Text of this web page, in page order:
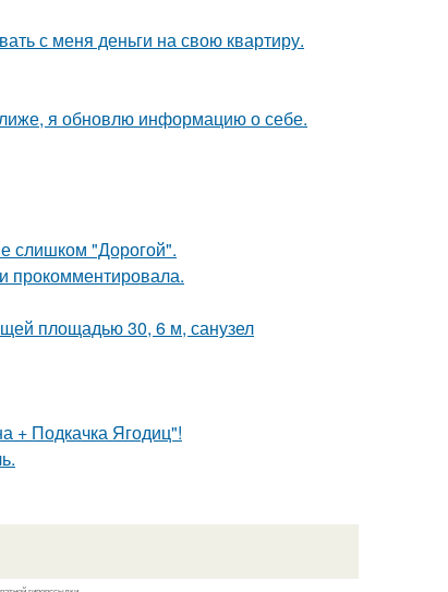
с меня деньги на свою квартиру.
я обновлю информацию о себе.
слишком "Дорогой".
прокомментировала.
площадью 30, 6 м, санузел
+ Подкачка Ягодиц"!